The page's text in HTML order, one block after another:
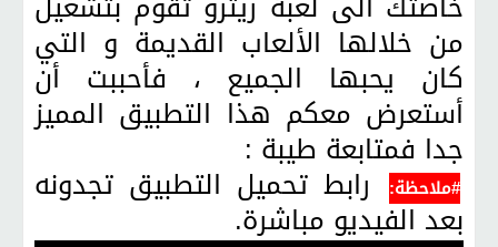
من خلالها الألعاب القديمة و التي
كان يحبها الجميع ، فأحببت أن
أستعرض معكم هذا التطبيق المميز
جدا فمتابعة طيبة :
#ملاحظة: رابط تحميل التطبيق تجدونه
بعد الفيديو مباشرة.